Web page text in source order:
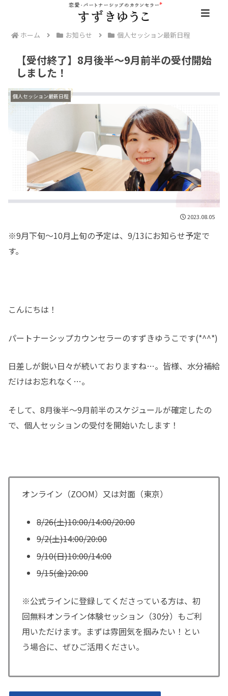
ホーム お知らせ 個人セッション最新日程
【受付終了】8月後半～9月前半の受付開始
しました！
個人セッション最新日程
2023.08.05
※9月下旬～10月上旬の予定は、9/13にお知らせ予定で
す。
こんにちは！
パートナーシップカウンセラーのすずきゆうこです(*^^*)
日差しが鋭い日々が続いておりますね…。皆様、水分補給
だけはお忘れなく…。
そして、8月後半～9月前半のスケジュールが確定したの
で、個人セッションの受付を開始いたします！
オンライン（ZOOM）又は対面（東京）
8/26(土)10:00/14:00/20:00
9/2(土)14:00/20:00
9/10(日)10:00/14:00
9/15(金)20:00
※公式ラインに登録してくださっている方は、初
回無料オンライン体験セッション（30分）もご利
用いただけます。まずは雰囲気を掴みたい！とい
う場合に、ぜひご活用ください。